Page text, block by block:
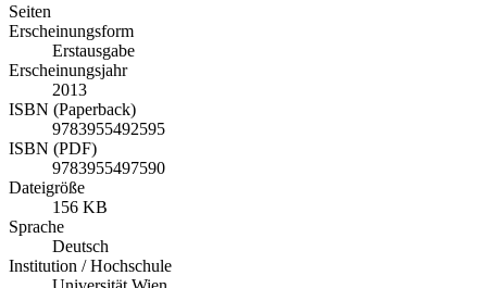
Seiten
Erscheinungsform
Erstausgabe
Erscheinungsjahr
2013
ISBN (Paperback)
9783955492595
ISBN (PDF)
9783955497590
Dateigröße
156 KB
Sprache
Deutsch
Institution / Hochschule